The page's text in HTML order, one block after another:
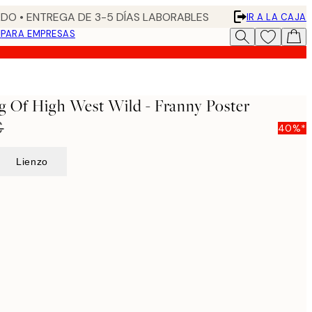
• ENTREGA DE 3-5 DÍAS LABORABLES
IR A LA CAJA
PARA EMPRESAS
Of High West Wild - Franny Poster
40%*
Lienzo